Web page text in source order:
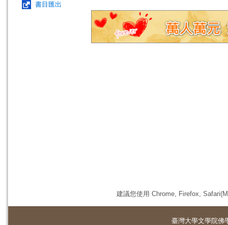
書目匯出
建議您使用 Chrome, Firefox,
臺灣大學文學院佛